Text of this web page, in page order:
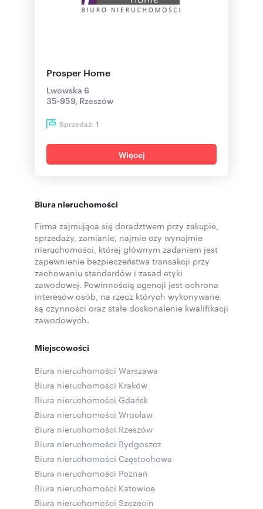
Prosper Home
Lwowska 6
35-959, Rzeszów
Sprzedaż: 1
Więcej
Biura nieruchomości
Firma zajmująca się doradztwem przy zakupie,
sprzedaży, zamianie, najmie czy wynajmie
nieruchomości, której głównym zadaniem jest
zapewnienie bezpieczeństwa transakcji przy
zachowaniu standardów i zasad etyki
zawodowej. Powinnością agencji jest ochrona
interesów osób, na rzecz których wykonywane
są czynności oraz stałe doskonalenie kwalifikacji
zawodowych.
Miejscowości
Biura nieruchomości Warszawa
Biura nieruchomości Kraków
Biura nieruchomości Gdańsk
Biura nieruchomości Wrocław
Biura nieruchomości Rzeszów
Biura nieruchomości Bydgoszcz
Biura nieruchomości Częstochowa
Biura nieruchomości Poznań
Biura nieruchomości Katowice
Biura nieruchomości Szczecin